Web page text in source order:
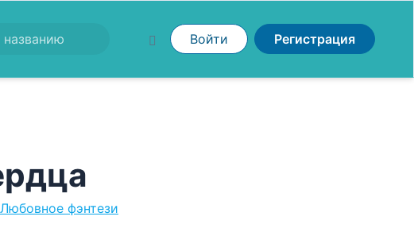
Войти Регистрация
Любовное фэнтези